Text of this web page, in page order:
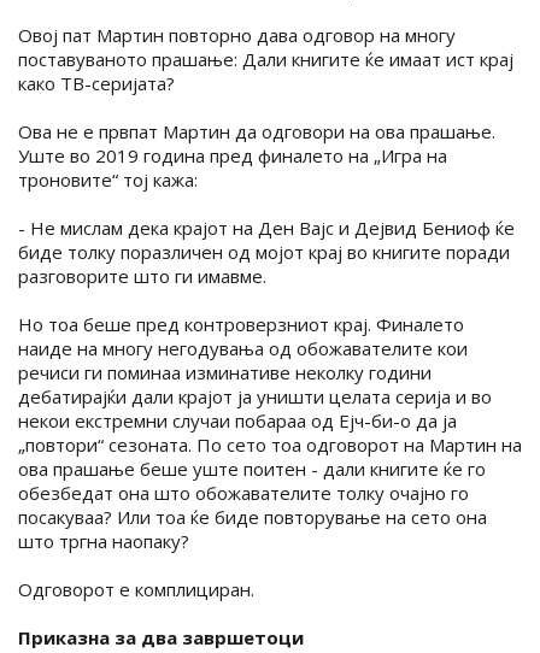
Овој пат Мартин повторно дава одговор на многу
поставуваното прашање: Дали книгите ќе имаат ист крај
како ТВ-серијата?
Ова не е првпат Мартин да одговори на ова прашање.
Уште во 2019 година пред финалето на „Игра на
троновите“ тој кажа:
- Не мислам дека крајот на Ден Вајс и Дејвид Бениоф ќе
биде толку поразличен од мојот крај во книгите поради
разговорите што ги имавме.
Но тоа беше пред контроверзниот крај. Финалето
наиде на многу негодувања од обожавателите кои
речиси ги поминаа изминативе неколку години
дебатирајќи дали крајот ја уништи целата серија и во
некои екстремни случаи побараа од Ејч-би-о да ја
„повтори“ сезоната. По сето тоа одговорот на Мартин на
ова прашање беше уште поитен - дали книгите ќе го
обезбедат она што обожавателите толку очајно го
посакуваа? Или тоа ќе биде повторување на сето она
што тргна наопаку?
Одговорот е комплициран.
Приказна за два завршетоци